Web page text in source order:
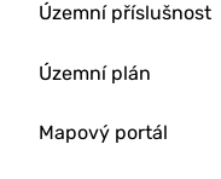
Územní příslušnost
Územní plán
Mapový portál